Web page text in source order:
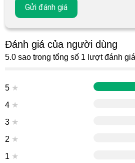
Đánh giá của người dùng
5.0 sao trong tổng số 1 lượt đánh
5 ★
4 ★
3 ★
2 ★
1 ★